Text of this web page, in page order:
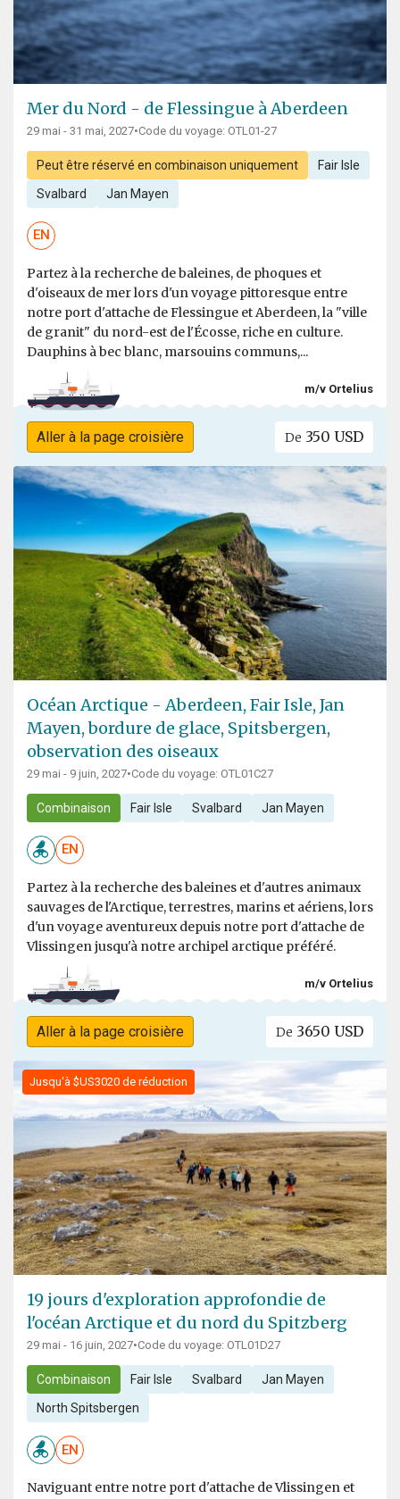
Mer du Nord - de Flessingue à Aberdeen
29 mai - 31 mai, 2027•Code du voyage: OTL01-27
Peut être réservé en combinaison uniquement Fair Isle
Svalbard Jan Mayen
EN
Partez à la recherche de baleines, de phoques et
d'oiseaux de mer lors d'un voyage pittoresque entre
notre port d'attache de Flessingue et Aberdeen, la "ville
de granit" du nord-est de l'Écosse, riche en culture.
Dauphins à bec blanc, marsouins communs,...
m/v Ortelius
Aller à la page croisière De 350 USD
Océan Arctique - Aberdeen, Fair Isle, Jan
Mayen, bordure de glace, Spitsbergen,
observation des oiseaux
29 mai - 9 juin, 2027•Code du voyage: OTL01C27
Combinaison Fair Isle Svalbard Jan Mayen
EN
Partez à la recherche des baleines et d'autres animaux
sauvages de l'Arctique, terrestres, marins et aériens, lors
d'un voyage aventureux depuis notre port d'attache de
Vlissingen jusqu'à notre archipel arctique préféré.
m/v Ortelius
Aller à la page croisière De 3650 USD
Jusqu'à $US3020 de réduction
19 jours d'exploration approfondie de
l'océan Arctique et du nord du Spitzberg
29 mai - 16 juin, 2027•Code du voyage: OTL01D27
Combinaison Fair Isle Svalbard Jan Mayen
North Spitsbergen
EN
Naviguant entre notre port d'attache de Vlissingen et